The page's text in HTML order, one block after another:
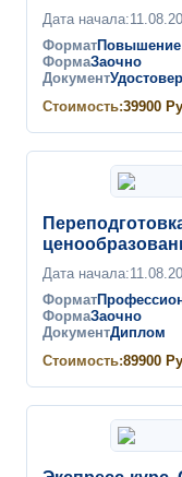
Дата начала:
Формат
ФормаЗаочно
Документ
Стоимость:39900
Дата начала:
Формат
ФормаЗаочно
ДокументДиплом
Стоимость:89900